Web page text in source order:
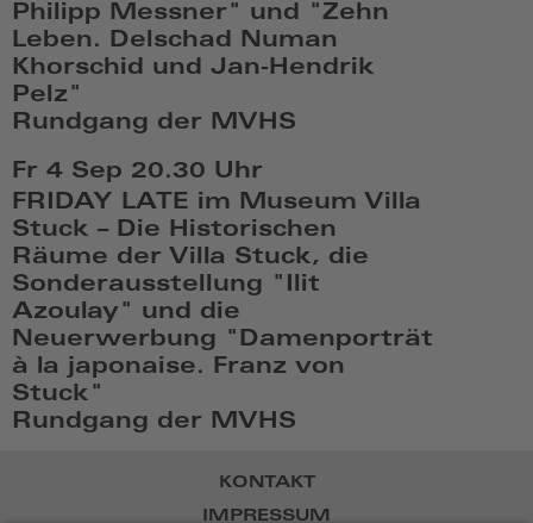
Philipp Messner" und "Zehn
Leben. Delschad Numan
Khorschid und Jan-Hendrik
Pelz"
Rundgang der MVHS
Sep
4
2026,
19:09
Fr 4 Sep 20.30 Uhr
FRIDAY LATE im Museum Villa
Stuck – Die Historischen
Räume der Villa Stuck, die
Sonderausstellung "Ilit
Azoulay" und die
Neuerwerbung "Damenporträt
à la japonaise. Franz von
Stuck"
Rundgang der MVHS
KONTAKT
IMPRESSUM